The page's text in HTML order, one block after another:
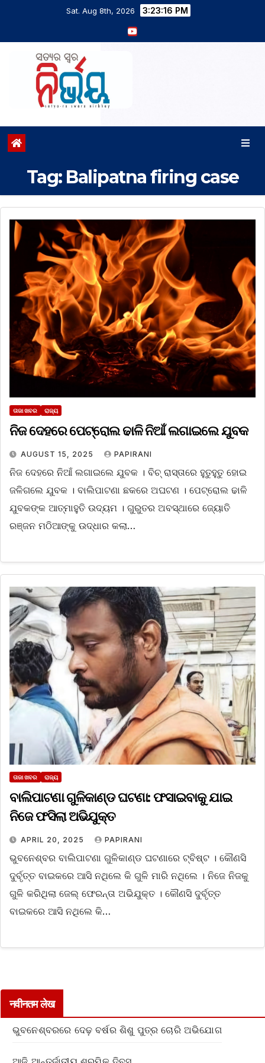
Sat. Aug 8th, 2026 3:23:17 PM
Tag: Balipatna firing case
ତାଜା ଖବର ରାଜ୍ୟ
ନିଜ ଦେହରେ ପେଟ୍ରୋଲ ଢାଳି ନିଆଁ ଲଗାଇଲେ ଯୁବକ
AUGUST 15, 2025 PAPIRANI
ନିଜ ଦେହରେ ନିଆଁ ଲଗାଇଲେ ଯୁବକ । ବିଚ୍ ରାସ୍ତାରେ ହୁତୁହୁତୁ ହୋଇ
ଜଳିଗଲେ ଯୁବକ । ବାଲିପାଟଣା ଛକରେ ଅଘଟଣ । ପେଟ୍ରୋଲ ଢାଳି
ଯୁବକଙ୍କ ଆତ୍ମାହୁତି ଉଦ୍ୟମ । ଗୁରୁତର ଅବସ୍ଥାରେ ଜ୍ୟୋତି
ରଞ୍ଜନ ମଠିଆଙ୍କୁ ଉଦ୍ଧାର କଲା…
ତାଜା ଖବର ରାଜ୍ୟ
ବାଲିପାଟଣା ଗୁଳିକାଣ୍ଡ ଘଟଣା: ଫସାଇବାକୁ ଯାଇ
ନିଜେ ଫସିଲା ଅଭିଯୁକ୍ତ
APRIL 20, 2025 PAPIRANI
ଭୁବନେଶ୍ବର ବାଲିପାଟଣା ଗୁଳିକାଣ୍ଡ ଘଟଣାରେ ଟ୍ବିଷ୍ଟ । କୌଣସି
ଦୁର୍ବୃତ୍ତ ବାଇକରେ ଆସି ନଥିଲେ କି ଗୁଳି ମାରି ନଥିଲେ । ନିଜେ ନିଜକୁ
ଗୁଳି କରିଥିଲା ଜେଲ୍‌ ଫେରନ୍ତା ଅଭିଯୁକ୍ତ । କୌଣସି ଦୁର୍ବୃତ୍ତ
ବାଇକରେ ଆସି ନଥିଲେ କି…
नवीनतम लेख
ଭୁବନେଶ୍ବରରେ ଦେଢ଼ ବର୍ଷର ଶିଶୁ ପୁତ୍ର ଚୋରି ଅଭିଯୋଗ